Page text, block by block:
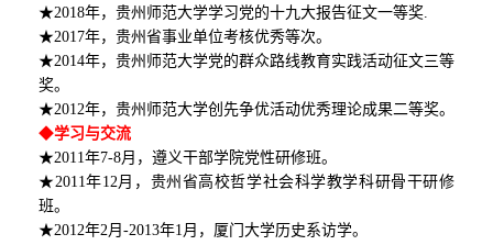
★2018年，贵州师范大学学习党的十九大报告征文一等奖.
★2017年，贵州省事业单位考核优秀等次。
★2014年，贵州师范大学党的群众路线教育实践活动征文三等
奖。
★2012年，贵州师范大学创先争优活动优秀理论成果二等奖。
◆学习与交流
★2011年7-8月，遵义干部学院党性研修班。
★2011年12月，贵州省高校哲学社会科学教学科研骨干研修
班。
★2012年2月-2013年1月，厦门大学历史系访学。